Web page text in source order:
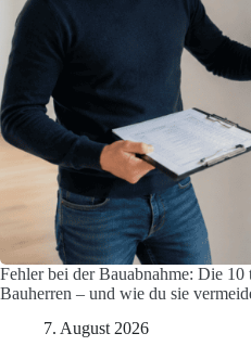
Fehler bei der Bauabnahme: Die 10
Bauherren – und wie du sie
7. August 2026